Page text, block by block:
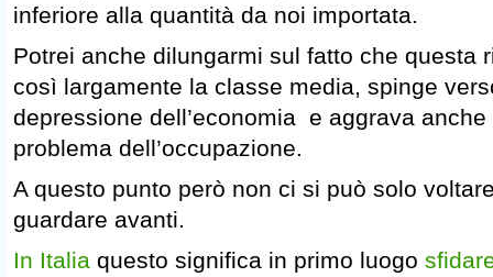
inferiore alla quantità da noi importata.
Potrei anche dilungarmi sul fatto che questa
così largamente la classe media, spinge
depressione dell’economia e aggrava anche
problema dell’occupazione.
A questo punto però non ci si può solo
guardare avanti.
In Italia questo significa in primo luogo